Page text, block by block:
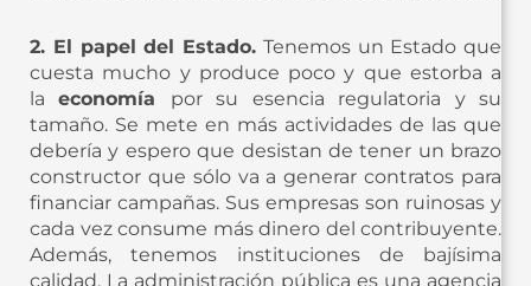
2. El papel del Estado. Tenemos un Estado que
cuesta mucho y produce poco y que estorba a
laeconomía por su esencia regulatoria y su
tamaño. Se mete en más actividades de las que
debería y espero que desistan de tener un brazo
constructor que sólo va a generar contratos para
financiar campañas. Sus empresas son ruinosas y
cada vez consume más dinero del contribuyente.
Además, tenemos instituciones de bajísima
calidad. La administración pública es una agencia